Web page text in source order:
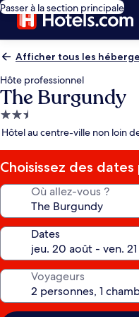
Passer à la section principale
Afficher tous les
Hôte professionnel
The Burgundy
Hébergement
2.5 étoiles
Hôtel au centre-ville non loin
Choisissez des
Où allez-vous ?
Dates
Voyageurs